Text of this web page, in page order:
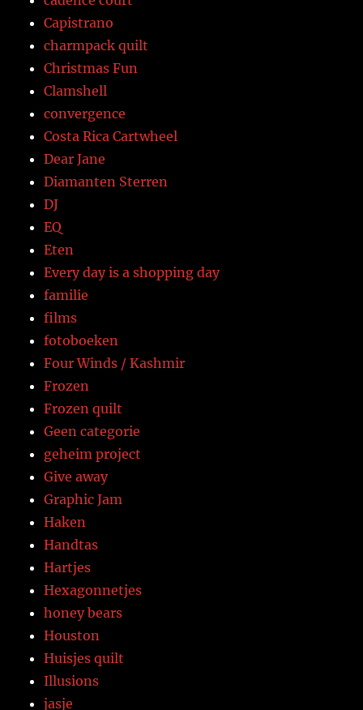
Capistrano
charmpack quilt
Christmas Fun
Clamshell
convergence
Costa Rica Cartwheel
Dear Jane
Diamanten Sterren
DJ
EQ
Eten
Every day is a shopping day
familie
films
fotoboeken
Four Winds / Kashmir
Frozen
Frozen quilt
Geen categorie
geheim project
Give away
Graphic Jam
Haken
Handtas
Hartjes
Hexagonnetjes
honey bears
Houston
Huisjes quilt
Illusions
jasje